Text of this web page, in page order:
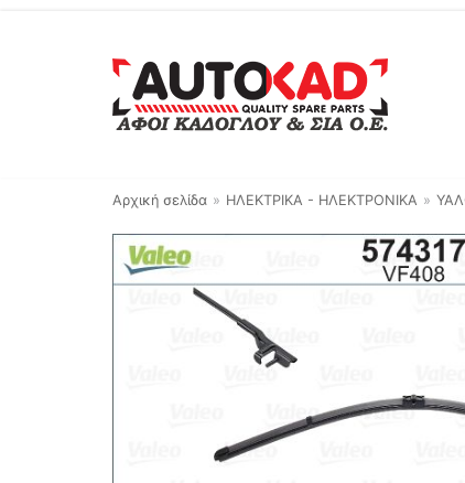
Αρχική σελίδα » ΗΛΕΚΤΡΙΚΑ - ΗΛΕΚΤΡΟΝΙΚΑ »